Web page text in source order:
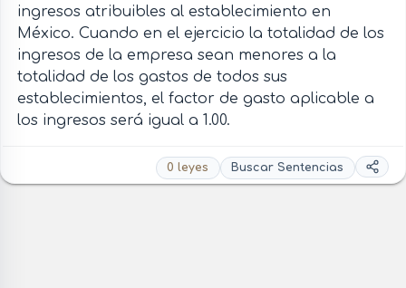
ingresos atribuibles al establecimiento en
México. Cuando en el ejercicio la totalidad de los
ingresos de la empresa sean menores a la
totalidad de los gastos de todos sus
establecimientos, el factor de gasto aplicable a
los ingresos será igual a 1.00.
0 leyes Buscar Sentencias